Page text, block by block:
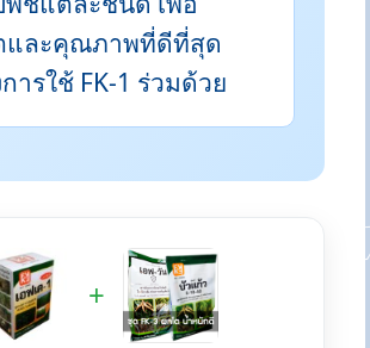
และคุณภาพที่ดีที่สุด
ารใช้ FK-1 ร่วมด้วย
+